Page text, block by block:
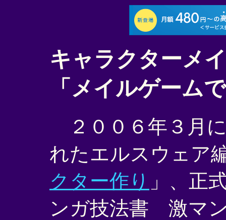
キャラクターメ
「メイルゲーム
２００６年３月
れたエルスウェア
クター作り 」、正
ンガ技法書 激マ